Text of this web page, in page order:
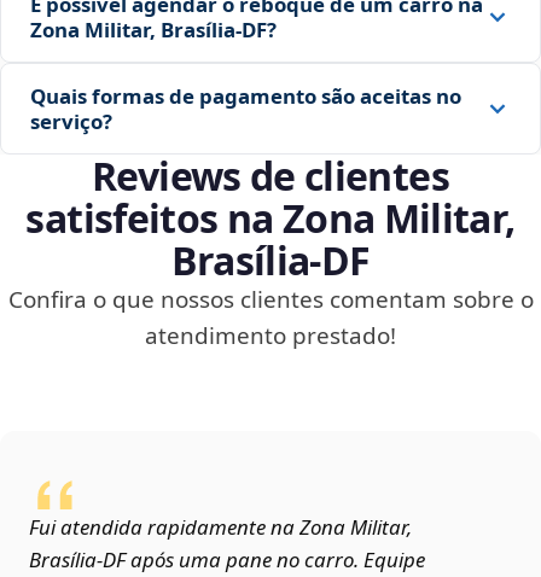
Zona Militar, Brasília‑DF?
Quais formas de pagamento são aceitas no
serviço?
Reviews de clientes
satisfeitos na Zona Militar,
Brasília‑DF
Confira o que nossos clientes comentam sobre o
atendimento prestado!
Fui atendida rapidamente na Zona Militar,
Brasília‑DF após uma pane no carro. Equipe